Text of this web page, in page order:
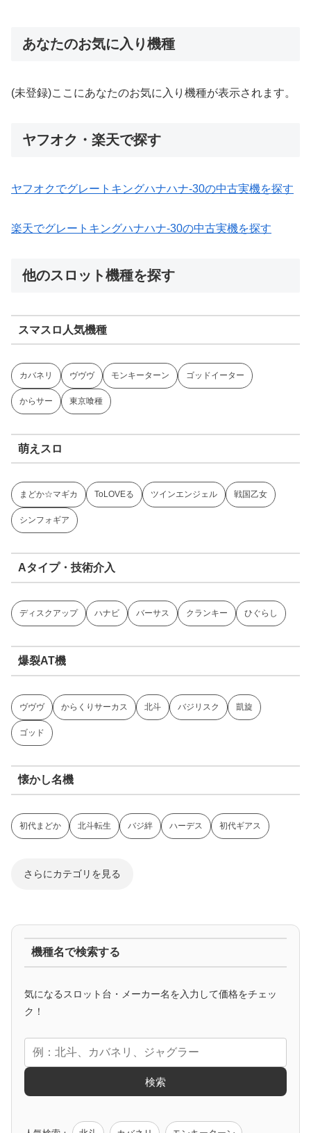
あなたのお気に入り機種
(未登録)ここにあなたのお気に入り機種が表示されます。
ヤフオク・楽天で探す
ヤフオクでグレートキングハナハナ-30の中古実機を探す
楽天でグレートキングハナハナ-30の中古実機を探す
他のスロット機種を探す
スマスロ人気機種
カバネリ ヴヴヴ モンキーターン ゴッドイーター
からサー 東京喰種
萌えスロ
まどか☆マギカ ToLOVEる ツインエンジェル 戦国乙女
シンフォギア
Aタイプ・技術介入
ディスクアップ ハナビ バーサス クランキー ひぐらし
爆裂AT機
ヴヴヴ からくりサーカス 北斗 バジリスク 凱旋
ゴッド
懐かし名機
初代まどか 北斗転生 バジ絆 ハーデス 初代ギアス
さらにカテゴリを見る
アニメタイアップ
エヴァ コードギアス 化物語 炎炎ノ消防隊
機種名で検索する
気になるスロット台・メーカー名を入力して価格をチェッ
ク！
検索